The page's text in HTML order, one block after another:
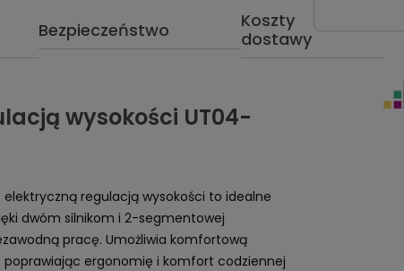
Bezpieczeństwo
Koszty
dostawy
wysokości UT04-
regulacją wysokości to idealne
dwóm silnikom i 2-segmentowej
pracę. Umożliwia komfortową
ergonomię i komfort codziennej